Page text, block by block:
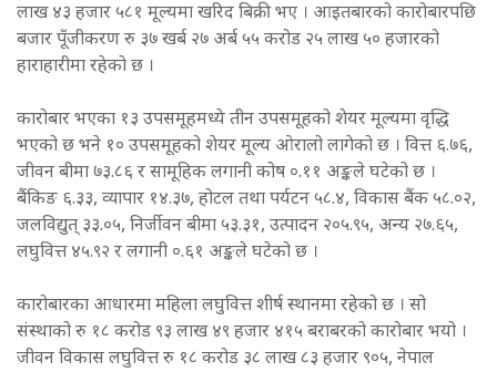
लाख ४३ हजार ५८१ मूल्यमा खरिद बिक्री भए । आइतबारको कारोबारपछि
बजार पूँजीकरण रु ३७ खर्ब २७ अर्ब ५५ करोड २५ लाख ५० हजारको
हाराहारीमा रहेको छ ।
कारोबार भएका १३ उपसमूहमध्ये तीन उपसमूहको शेयर मूल्यमा वृद्धि
भएको छ भने १० उपसमूहको शेयर मूल्य ओरालो लागेको छ । वित्त ६.७६,
जीवन बीमा ७३.८६ र सामूहिक लगानी कोष ०.११ अङ्कले घटेको छ ।
बैंकिङ ६.३३, व्यापार १४.३७, होटल तथा पर्यटन ५८.४, विकास बैंक ५८.०२,
जलविद्युत् ३३.०५, निर्जीवन बीमा ५३.३१, उत्पादन २०५.९५, अन्य २७.६५,
लघुवित्त ४५.९२ र लगानी ०.६१ अङ्कले घटेको छ ।
कारोबारका आधारमा महिला लघुवित्त शीर्ष स्थानमा रहेको छ । सो
संस्थाको रु १८ करोड ९३ लाख ४९ हजार ४१५ बराबरको कारोबार भयो ।
जीवन विकास लघुवित्त रु १८ करोड ३८ लाख ८३ हजार ९०५, नेपाल